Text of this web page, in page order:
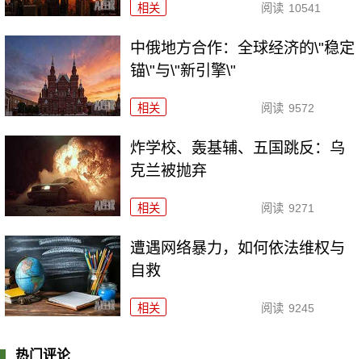
相关 阅读 10541
中俄地方合作：全球经济的\"稳定
锚\"与\"新引擎\"
相关 阅读 9572
炸学校、轰基辅、五国跳反：乌
克兰被抛弃
相关 阅读 9271
遭遇网络暴力，如何依法维权与
自救
相关 阅读 9245
热门评论